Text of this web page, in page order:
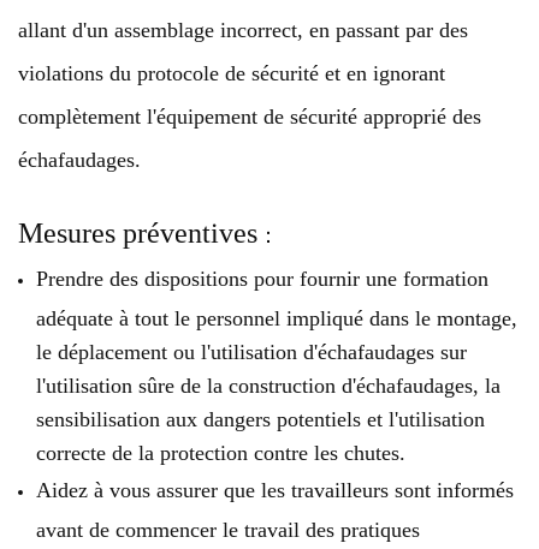
allant d'un assemblage incorrect, en passant par des
violations du protocole de sécurité et en ignorant
complètement l'équipement de sécurité approprié des
échafaudages.
Mesures préventives ：
Prendre des dispositions pour fournir une formation
adéquate à tout le personnel impliqué dans le montage,
le déplacement ou l'utilisation d'échafaudages sur
l'utilisation sûre de la construction d'échafaudages, la
sensibilisation aux dangers potentiels et l'utilisation
correcte de la protection contre les chutes.
Aidez à vous assurer que les travailleurs sont informés
avant de commencer le travail des pratiques